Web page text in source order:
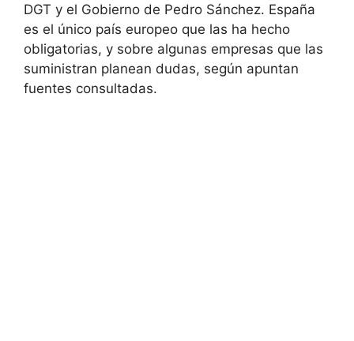
DGT y el Gobierno de Pedro Sánchez. España
es el único país europeo que las ha hecho
obligatorias, y sobre algunas empresas que las
suministran planean dudas, según apuntan
fuentes consultadas.